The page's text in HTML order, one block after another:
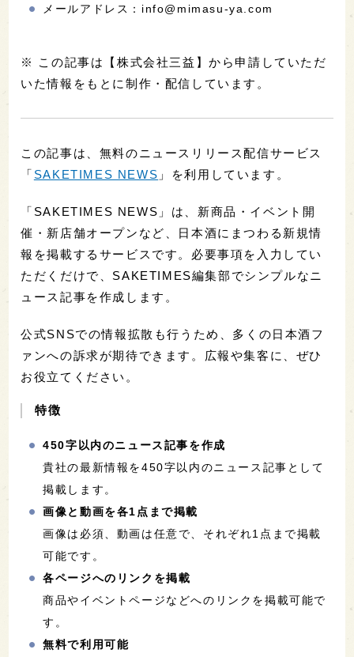
メールアドレス：info@mimasu-ya.com
※ この記事は【株式会社三益】から申請していただ
いた情報をもとに制作・配信しています。
この記事は、無料のニュースリリース配信サービス
「 SAKETIMES NEWS 」を利用しています。
「SAKETIMES NEWS」は、新商品・イベント開
催・新店舗オープンなど、日本酒にまつわる新規情
報を掲載するサービスです。必要事項を入力してい
ただくだけで、SAKETIMES編集部でシンプルなニ
ュース記事を作成します。
公式SNSでの情報拡散も行うため、多くの日本酒フ
ァンへの訴求が期待できます。広報や集客に、ぜひ
お役立てください。
特徴
450字以内のニュース記事を作成
貴社の最新情報を450字以内のニュース記事として
掲載します。
画像と動画を各1点まで掲載
画像は必須、動画は任意で、それぞれ1点まで掲載
可能です。
各ページへのリンクを掲載
商品やイベントページなどへのリンクを掲載可能で
す。
無料で利用可能